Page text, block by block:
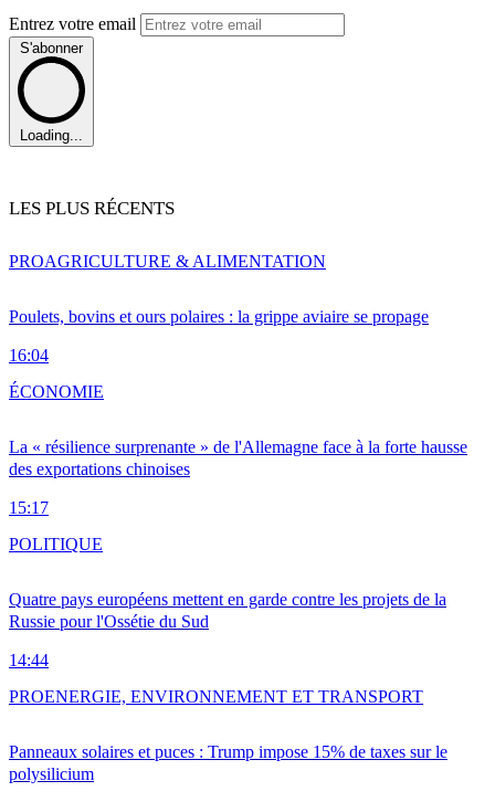
Entrez votre email
S'abonner
Loading...
LES PLUS RÉCENTS
Poulets, bovins et ours polaires : la grippe aviaire se propage
16:04
PROAGRICULTURE & ALIMENTATION
La « résilience surprenante » de l'Allemagne face à la forte hausse
des exportations chinoises
15:17
ÉCONOMIE
Quatre pays européens mettent en garde contre les projets de la
Russie pour l'Ossétie du Sud
14:44
POLITIQUE
Panneaux solaires et puces : Trump impose 15% de taxes sur le
polysilicium
PROENERGIE, ENVIRONNEMENT ET TRANSPORT